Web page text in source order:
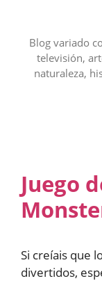
contenidoBlog variado
televisión,
naturaleza,
Juego
Si creíais que
divertidos,